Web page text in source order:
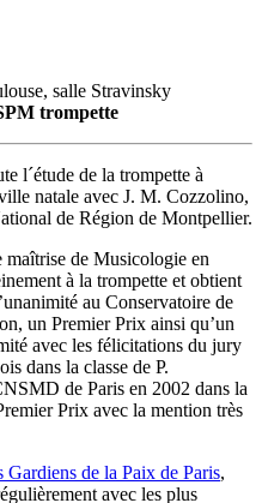
salle Stravinsky
trompette
l´étude de la trompette à
natale avec J. M. Cozzolino,
de Région de Montpellier.
maîtrise de Musicologie en
à la trompette et obtient
au Conservatoire de
un Premier Prix ainsi qu’un
avec les félicitations du jury
dans la classe de P.
de Paris en 2002 dans la
Prix avec la mention très
Gardiens de la Paix de Paris,
avec les plus